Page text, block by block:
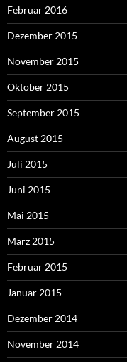
Februar 2016
Dezember 2015
November 2015
Oktober 2015
September 2015
August 2015
Juli 2015
Juni 2015
Mai 2015
März 2015
Februar 2015
Januar 2015
Dezember 2014
November 2014